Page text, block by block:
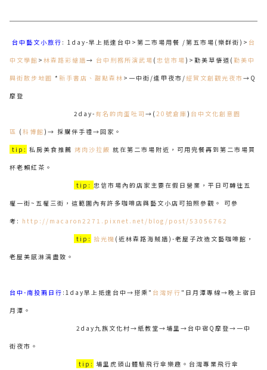
台中藝文小旅行 : 1day-早上抵達台中>第二市場用餐 /第五市場(樂群街)> 台
中文學館 > 林森路彩繪牆→ 台中刑務所演武場 ( 忠信市場 )>勤美草悟道( 勤美中
興街散步地圖 * 新手書店、甜點森林 >一中街/逢甲夜市/ 經貿文創觀光夜市 →Q
摩登
2day- 有名的肉蛋吐司 →( 20號倉庫 ) 台中文化創意園
區 ( 科博館 )→ 採購伴手禮→回家。
tip: 私房美食推薦 烤肉沙拉飯 就在第二市場附近，可用完餐再到第二市場買
杯老賴紅茶。
tip: 忠信市場內的店家主要在假日營業，平日可轉往五
權一街~五權三街，這範圍內有許多咖啡店與藝文小店可拍照參觀。 可參
考: http://macaron2271.pixnet.net/blog/post/53056762
tip: 拾光機 (近林森路海賊牆)-老屋子改造文藝咖啡館，
老屋美感淋漓盡致。
台中-南投兩日行 :1day早上抵達台中→搭乘" 台灣好行 "日月潭專線→晚上宿日
月潭。
2day九族文化村→紙教堂→埔里→台中宿Q摩登→一中
街夜市。
tip: 埔里虎頭山體驗飛行傘樂趣。台灣專業飛行傘